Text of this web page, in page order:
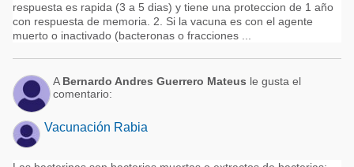
respuesta es rapida (3 a 5 dias) y tiene una proteccion de 1 año
con respuesta de memoria. 2. Si la vacuna es con el agente
muerto o inactivado (bacteronas o fracciones ...
A Bernardo Andres Guerrero Mateus le gusta el
comentario:
Vacunación Rabia